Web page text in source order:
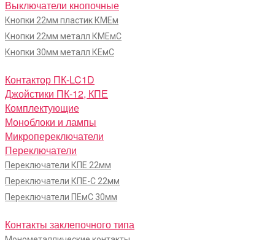
Выключатели кнопочные
Кнопки 22мм пластик КМЕм
Кнопки 22мм металл КМЕмС
Кнопки 30мм металл КЕмС
Контактор ПК-LC1D
Джойстики ПК-12, КПЕ
Комплектующие
Моноблоки и лампы
Микропереключатели
Переключатели
Переключатели КПЕ 22мм
Переключатели КПЕ-С 22мм
Переключатели ПЕмС 30мм
Контакты заклепочного типа